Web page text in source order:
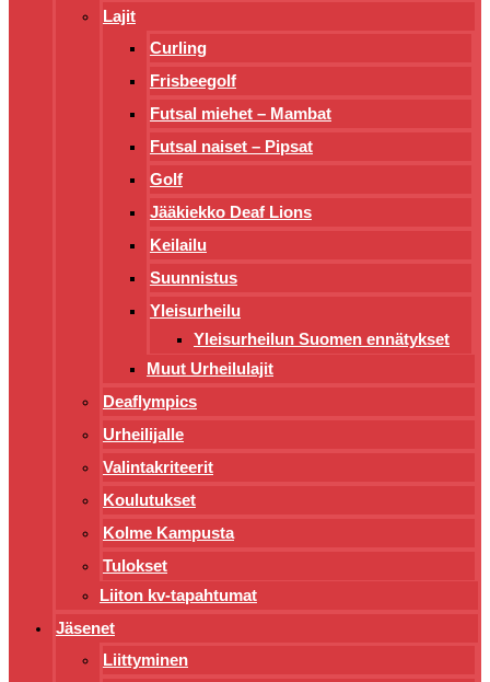
Lajit
Curling
Frisbeegolf
Futsal miehet – Mambat
Futsal naiset – Pipsat
Golf
Jääkiekko Deaf Lions
Keilailu
Suunnistus
Yleisurheilu
Yleisurheilun Suomen ennätykset
Muut Urheilulajit
Deaflympics
Urheilijalle
Valintakriteerit
Koulutukset
Kolme Kampusta
Tulokset
Liiton kv-tapahtumat
Jäsenet
Liittyminen